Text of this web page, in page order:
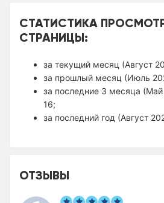
СТАТИСТИКА
СТРАНИЦЫ:
за текущий месяц (Август
за прошлый месяц (Июль
за последние 3 месяца
16;
за последний год (Август
ОТЗЫВЫ